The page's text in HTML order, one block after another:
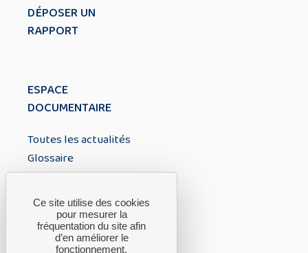
DÉPOSER UN
RAPPORT
ESPACE
DOCUMENTAIRE
Toutes les actualités
Glossaire
À PROPOS
A propos du CTH
Ce site utilise des cookies
pour mesurer la
fréquentation du site afin
d’en améliorer le
fonctionnement,